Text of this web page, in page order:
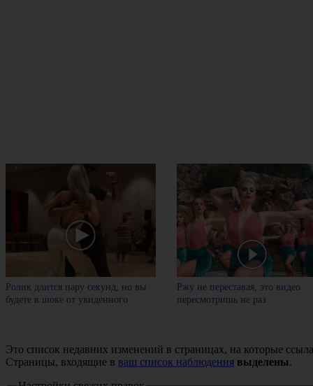
Ролик длится пару секунд, но вы
будете в шоке от увиденного
Ржу не переставая, это видео
пересмотришь не раз
Это список недавних изменений в страницах, на которые
Страницы, входящие в ваш список наблюдения выделены.